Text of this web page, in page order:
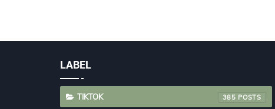
LABEL
TIKTOK 385